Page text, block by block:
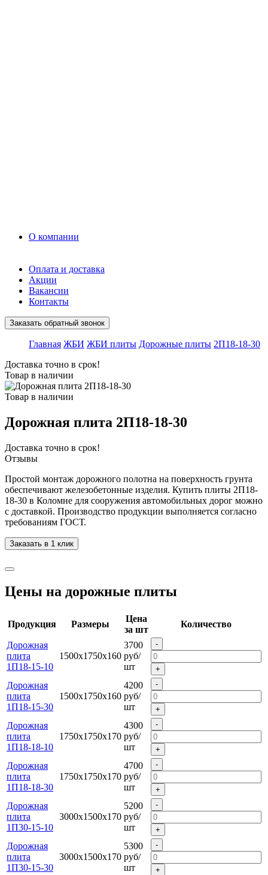
О компании
Оплата и доставка
Акции
Вакансии
Контакты
Заказать обратный звонок
Главная ЖБИ ЖБИ плиты Дорожные плиты 2П18-18-30
Доставка точно в срок!
Товар в наличии
Товар в наличии
Дорожная плита 2П18-18-30
Доставка точно в срок!
Отзывы
Простой монтаж дорожного полотна на поверхность грунта
обеспечивают железобетонные изделия. Купить плиты 2П18-
18-30 в Коломне для сооружения автомобильных дорог можно
с доставкой. Производство продукции выполняется согласно
требованиям ГОСТ.
Заказать в 1 клик
Цены на дорожные плиты
Продукция Размеры
Цена
за шт
Количество
Дорожная
плита
1П18-15-10
1500х1750х160
3700
руб/
шт
-
+
Дорожная
плита
1П18-15-30
1500х1750х160
4200
руб/
шт
-
+
Дорожная
плита
1П18-18-10
1750х1750х170
4300
руб/
шт
-
+
Дорожная
плита
1П18-18-30
1750х1750х170
4700
руб/
шт
-
+
Дорожная
плита
1П30-15-10
3000х1500х170
5200
руб/
шт
-
+
Дорожная
плита
1П30-15-30
3000х1500х170
5300
руб/
шт
-
+